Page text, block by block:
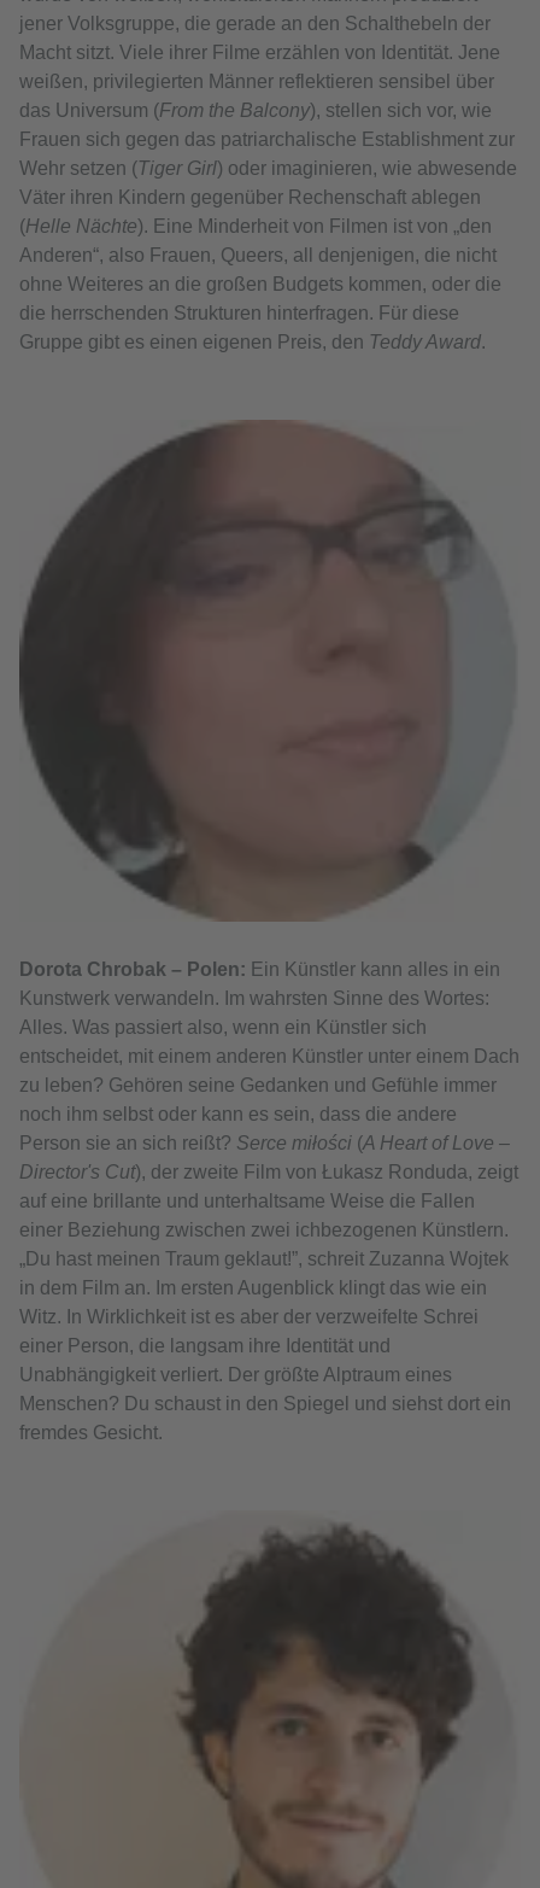
jener Volksgruppe, die gerade an den Schalthebeln der
Macht sitzt. Viele ihrer Filme erzählen von Identität. Jene
weißen, privilegierten Männer reflektieren sensibel über
das Universum (From the Balcony), stellen sich vor, wie
Frauen sich gegen das patriarchalische Establishment zur
Wehr setzen (Tiger Girl) oder imaginieren, wie abwesende
Väter ihren Kindern gegenüber Rechenschaft ablegen
(Helle Nächte). Eine Minderheit von Filmen ist von „den
Anderen“, also Frauen, Queers, all denjenigen, die nicht
ohne Weiteres an die großen Budgets kommen, oder die
die herrschenden Strukturen hinterfragen. Für diese
Gruppe gibt es einen eigenen Preis, den Teddy Award.
Dorota Chrobak – Polen: Ein Künstler kann alles in ein
Kunstwerk verwandeln. Im wahrsten Sinne des Wortes:
Alles. Was passiert also, wenn ein Künstler sich
entscheidet, mit einem anderen Künstler unter einem Dach
zu leben? Gehören seine Gedanken und Gefühle immer
noch ihm selbst oder kann es sein, dass die andere
Person sie an sich reißt? Serce miłości (A Heart of Love –
Director's Cut), der zweite Film von Łukasz Ronduda, zeigt
auf eine brillante und unterhaltsame Weise die Fallen
einer Beziehung zwischen zwei ichbezogenen Künstlern.
„Du hast meinen Traum geklaut!”, schreit Zuzanna Wojtek
in dem Film an. Im ersten Augenblick klingt das wie ein
Witz. In Wirklichkeit ist es aber der verzweifelte Schrei
einer Person, die langsam ihre Identität und
Unabhängigkeit verliert. Der größte Alptraum eines
Menschen? Du schaust in den Spiegel und siehst dort ein
fremdes Gesicht.